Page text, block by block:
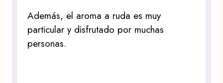
Además, el aroma a ruda es muy
particular y disfrutado por muchas
personas.